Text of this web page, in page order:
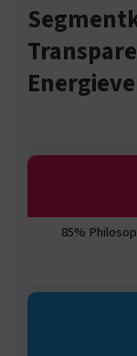
85%